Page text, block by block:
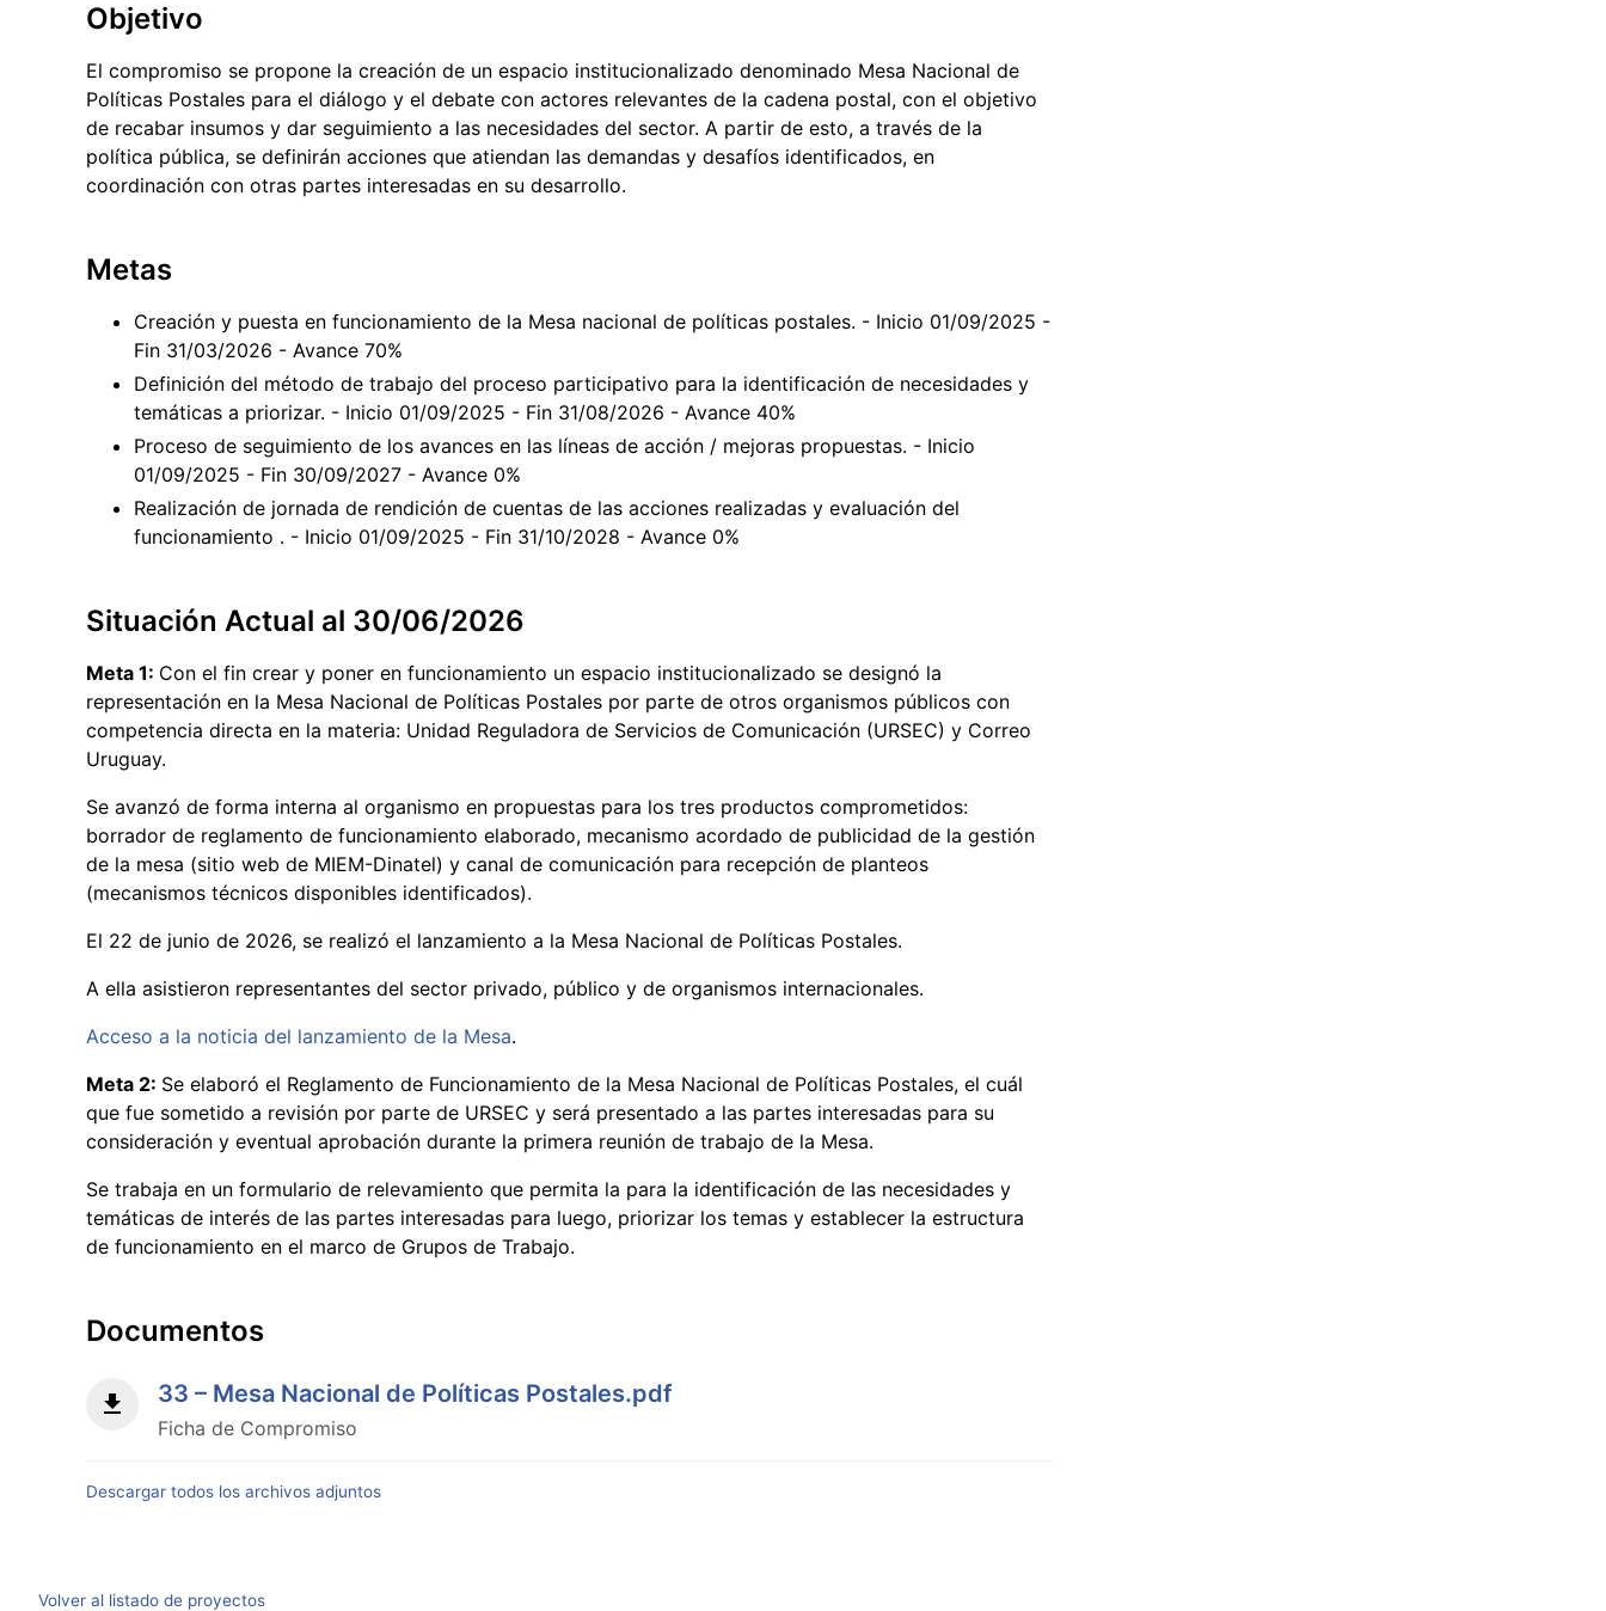
Objetivo
El compromiso se propone la creación de un espacio institucionalizado denominado Mesa Nacional de
Políticas Postales para el diálogo y el debate con actores relevantes de la cadena postal, con el objetivo
de recabar insumos y dar seguimiento a las necesidades del sector. A partir de esto, a través de la
política pública, se definirán acciones que atiendan las demandas y desafíos identificados, en
coordinación con otras partes interesadas en su desarrollo.
Metas
Creación y puesta en funcionamiento de la Mesa nacional de políticas postales. - Inicio 01/09/2025 -
Fin 31/03/2026 - Avance 70%
Definición del método de trabajo del proceso participativo para la identificación de necesidades y
temáticas a priorizar. - Inicio 01/09/2025 - Fin 31/08/2026 - Avance 40%
Proceso de seguimiento de los avances en las líneas de acción / mejoras propuestas. - Inicio
01/09/2025 - Fin 30/09/2027 - Avance 0%
Realización de jornada de rendición de cuentas de las acciones realizadas y evaluación del
funcionamiento . - Inicio 01/09/2025 - Fin 31/10/2028 - Avance 0%
Situación Actual al 30/06/2026
Meta 1: Con el fin crear y poner en funcionamiento un espacio institucionalizado se designó la
representación en la Mesa Nacional de Políticas Postales por parte de otros organismos públicos con
competencia directa en la materia: Unidad Reguladora de Servicios de Comunicación (URSEC) y Correo
Uruguay.
Se avanzó de forma interna al organismo en propuestas para los tres productos comprometidos:
borrador de reglamento de funcionamiento elaborado, mecanismo acordado de publicidad de la gestión
de la mesa (sitio web de MIEM-Dinatel) y canal de comunicación para recepción de planteos
(mecanismos técnicos disponibles identificados).
El 22 de junio de 2026, se realizó el lanzamiento a la Mesa Nacional de Políticas Postales.
A ella asistieron representantes del sector privado, público y de organismos internacionales.
Acceso a la noticia del lanzamiento de la Mesa.
Meta 2: Se elaboró el Reglamento de Funcionamiento de la Mesa Nacional de Políticas Postales, el cuál
que fue sometido a revisión por parte de URSEC y será presentado a las partes interesadas para su
consideración y eventual aprobación durante la primera reunión de trabajo de la Mesa.
Se trabaja en un formulario de relevamiento que permita la para la identificación de las necesidades y
temáticas de interés de las partes interesadas para luego, priorizar los temas y establecer la estructura
de funcionamiento en el marco de Grupos de Trabajo.
Documentos
33 – Mesa Nacional de Políticas Postales.pdf
Ficha de Compromiso
Descargar todos los archivos adjuntos
Volver al listado de proyectos